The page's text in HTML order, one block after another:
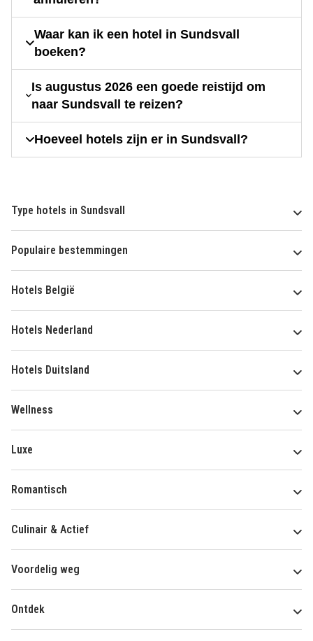
Waar kan ik een hotel in Sundsvall
boeken?
Is augustus 2026 een goede reistijd om
naar Sundsvall te reizen?
Hoeveel hotels zijn er in Sundsvall?
Type hotels in Sundsvall
Populaire bestemmingen
Hotels België
Hotels Nederland
Hotels Duitsland
Wellness
Luxe
Romantisch
Culinair & Actief
Voordelig weg
Ontdek